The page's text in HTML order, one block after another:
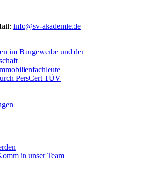
info@sv-akademie.de
im Baugewerbe und der
PersCert TÜV
in unser Team